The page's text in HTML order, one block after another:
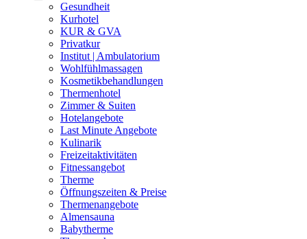
Gesundheit
Kurhotel
KUR & GVA
Privatkur
Institut | Ambulatorium
Wohlfühlmassagen
Kosmetikbehandlungen
Thermenhotel
Zimmer & Suiten
Hotelangebote
Last Minute Angebote
Kulinarik
Freizeitaktivitäten
Fitnessangebot
Therme
Öffnungszeiten & Preise
Thermenangebote
Almensauna
Babytherme